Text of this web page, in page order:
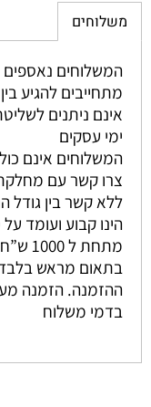
משלוחים
המשלוחים נאספים
ימי עסקים
המשלוחים אינם
צרו קשר עם מחלקת
ללא קשר בין
בתאום מראש
בדמי משלוח